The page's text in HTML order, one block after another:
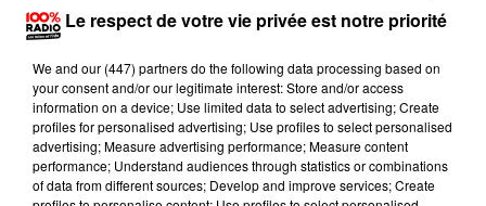
Le respect de votre vie privée est notre priorité
We and our (447) partnersdo the following data processing based on
your consent and/or our legitimate interest: Store and/or access
information on a device; Use limited data to select advertising; Create
profiles for personalised advertising; Use profiles to select personalised
advertising; Measure advertising performance; Measure content
performance; Understand audiences through statistics or combinations
of data from different sources; Develop and improve services; Create